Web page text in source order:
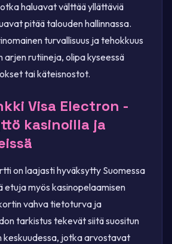
haluavat välttää yllättäviä
pitää talouden hallinnassa.
turvallisuus ja tehokkuus
rutiineja, olipa kyseessä
tai käteisnostot.
Visa Electron -
kasinoilla ja
on laajasti hyväksytty Suomessa
etuja myös kasinopelaamisen
vahva tietoturva ja
tarkistus tekevät siitä suositun
keskuudessa, jotka arvostavat